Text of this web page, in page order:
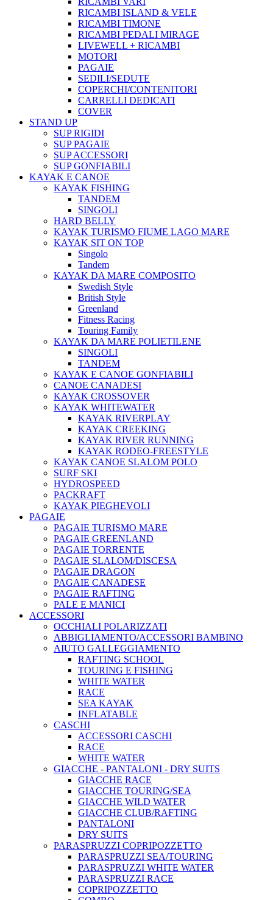
RICAMBI ISLAND & VELE
RICAMBI TIMONE
RICAMBI PEDALI MIRAGE
LIVEWELL + RICAMBI
MOTORI
PAGAIE
SEDILI/SEDUTE
COPERCHI/CONTENITORI
CARRELLI DEDICATI
COVER
STAND UP
SUP RIGIDI
SUP PAGAIE
SUP ACCESSORI
SUP GONFIABILI
KAYAK E CANOE
KAYAK FISHING
TANDEM
SINGOLI
HARD BELLY
KAYAK TURISMO FIUME LAGO MARE
KAYAK SIT ON TOP
Singolo
Tandem
KAYAK DA MARE COMPOSITO
Swedish Style
British Style
Greenland
Fitness Racing
Touring Family
KAYAK DA MARE POLIETILENE
SINGOLI
TANDEM
KAYAK E CANOE GONFIABILI
CANOE CANADESI
KAYAK CROSSOVER
KAYAK WHITEWATER
KAYAK RIVERPLAY
KAYAK CREEKING
KAYAK RIVER RUNNING
KAYAK RODEO-FREESTYLE
KAYAK CANOE SLALOM POLO
SURF SKI
HYDROSPEED
PACKRAFT
KAYAK PIEGHEVOLI
PAGAIE
PAGAIE TURISMO MARE
PAGAIE GREENLAND
PAGAIE TORRENTE
PAGAIE SLALOM/DISCESA
PAGAIE DRAGON
PAGAIE CANADESE
PAGAIE RAFTING
PALE E MANICI
ACCESSORI
OCCHIALI POLARIZZATI
ABBIGLIAMENTO/ACCESSORI BAMBINO
AIUTO GALLEGGIAMENTO
RAFTING SCHOOL
TOURING E FISHING
WHITE WATER
RACE
SEA KAYAK
INFLATABLE
CASCHI
ACCESSORI CASCHI
RACE
WHITE WATER
GIACCHE - PANTALONI - DRY SUITS
GIACCHE RACE
GIACCHE TOURING/SEA
GIACCHE WILD WATER
GIACCHE CLUB/RAFTING
PANTALONI
DRY SUITS
PARASPRUZZI COPRIPOZZETTO
PARASPRUZZI SEA/TOURING
PARASPRUZZI WHITE WATER
PARASPRUZZI RACE
COPRIPOZZETTO